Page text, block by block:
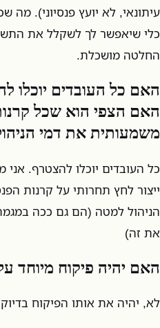
עיתונאי, לא יועץ פנסיוני). מה
כלי שיאפשר לך לשקלל את
החלטה מושכלת.
האם כל העובדים יוכלו
האם הצפי הוא שכל
משמעותית את דמי
כל העובדים יוכלו להצטרף.
ייצור לחץ תחרותי על קרנות
הניהול למטה (הם גם ככה
את זה)
האם יהיה פיקוח מיוחד
לא, יהיה את אותו הפיקוח